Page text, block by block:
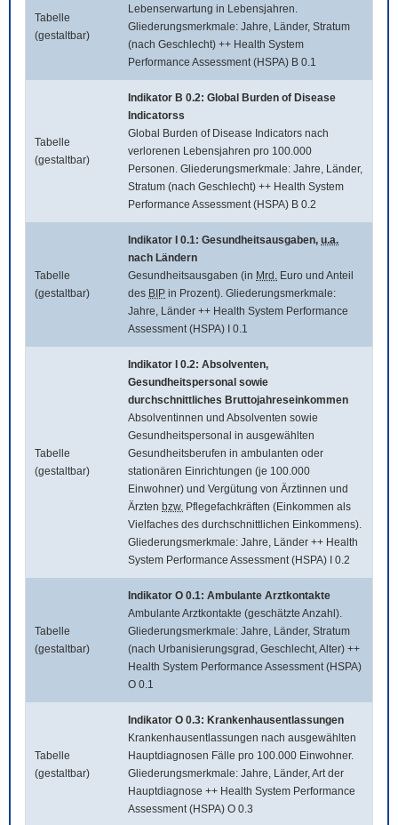
Tabelle
(gestaltbar)
Lebenserwartung in Lebensjahren.
Gliederungsmerkmale: Jahre, Länder, Stratum
(nach Geschlecht) ++ Health System
Performance Assessment (HSPA) B 0.1
Tabelle
(gestaltbar)
Indikator B 0.2: Global Burden of Disease
Indicatorss
Global Burden of Disease Indicators nach
verlorenen Lebensjahren pro 100.000
Personen. Gliederungsmerkmale: Jahre, Länder,
Stratum (nach Geschlecht) ++ Health System
Performance Assessment (HSPA) B 0.2
Tabelle
(gestaltbar)
Indikator I 0.1: Gesundheitsausgaben, u.a.
nach Ländern
Gesundheitsausgaben (in Mrd. Euro und Anteil
des BIP in Prozent). Gliederungsmerkmale:
Jahre, Länder ++ Health System Performance
Assessment (HSPA) I 0.1
Tabelle
(gestaltbar)
Indikator I 0.2: Absolventen,
Gesundheitspersonal sowie
durchschnittliches Bruttojahreseinkommen
Absolventinnen und Absolventen sowie
Gesundheitspersonal in ausgewählten
Gesundheitsberufen in ambulanten oder
stationären Einrichtungen (je 100.000
Einwohner) und Vergütung von Ärztinnen und
Ärzten bzw. Pflegefachkräften (Einkommen als
Vielfaches des durchschnittlichen Einkommens).
Gliederungsmerkmale: Jahre, Länder ++ Health
System Performance Assessment (HSPA) I 0.2
Tabelle
(gestaltbar)
Indikator O 0.1: Ambulante Arztkontakte
Ambulante Arztkontakte (geschätzte Anzahl).
Gliederungsmerkmale: Jahre, Länder, Stratum
(nach Urbanisierungsgrad, Geschlecht, Alter) ++
Health System Performance Assessment (HSPA)
O 0.1
Tabelle
(gestaltbar)
Indikator O 0.3: Krankenhausentlassungen
Krankenhausentlassungen nach ausgewählten
Hauptdiagnosen Fälle pro 100.000 Einwohner.
Gliederungsmerkmale: Jahre, Länder, Art der
Hauptdiagnose ++ Health System Performance
Assessment (HSPA) O 0.3